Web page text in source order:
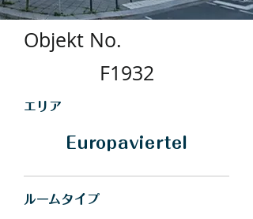
Objekt No.
F1932
​エリア
Europaviertel
​ルームタイプ